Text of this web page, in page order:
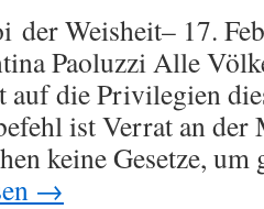
der Weisheit– 17.
Paoluzzi Alle
auf die Privilegien
ist Verrat an
keine Gesetze, um
→